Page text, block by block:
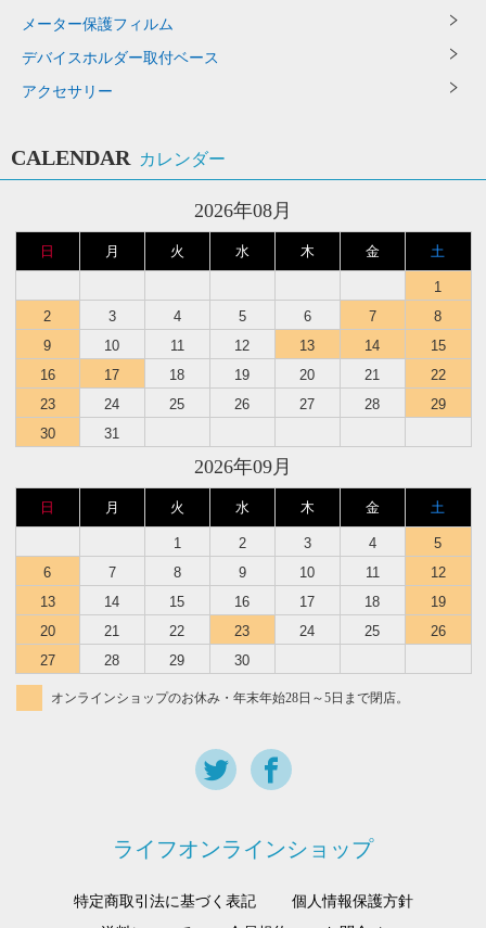
メーター保護フィルム
デバイスホルダー取付ベース
アクセサリー
CALENDAR カレンダー
2026年08月
日 月 火 水 木 金 土
1
2
3 4 5 6 7
8
9
10 11 12 13 14
15
16
17 18 19 20 21
22
23
24 25 26 27 28
29
30
31
2026年09月
日 月 火 水 木 金 土
1 2 3 4
5
6
7 8 9 10 11
12
13
14 15 16 17 18
19
20
21 22 23 24 25
26
27
28 29 30
オンラインショップのお休み・年末年始28日～5日まで閉店。
ライフオンラインショップ
特定商取引法に基づく表記
個人情報保護方針